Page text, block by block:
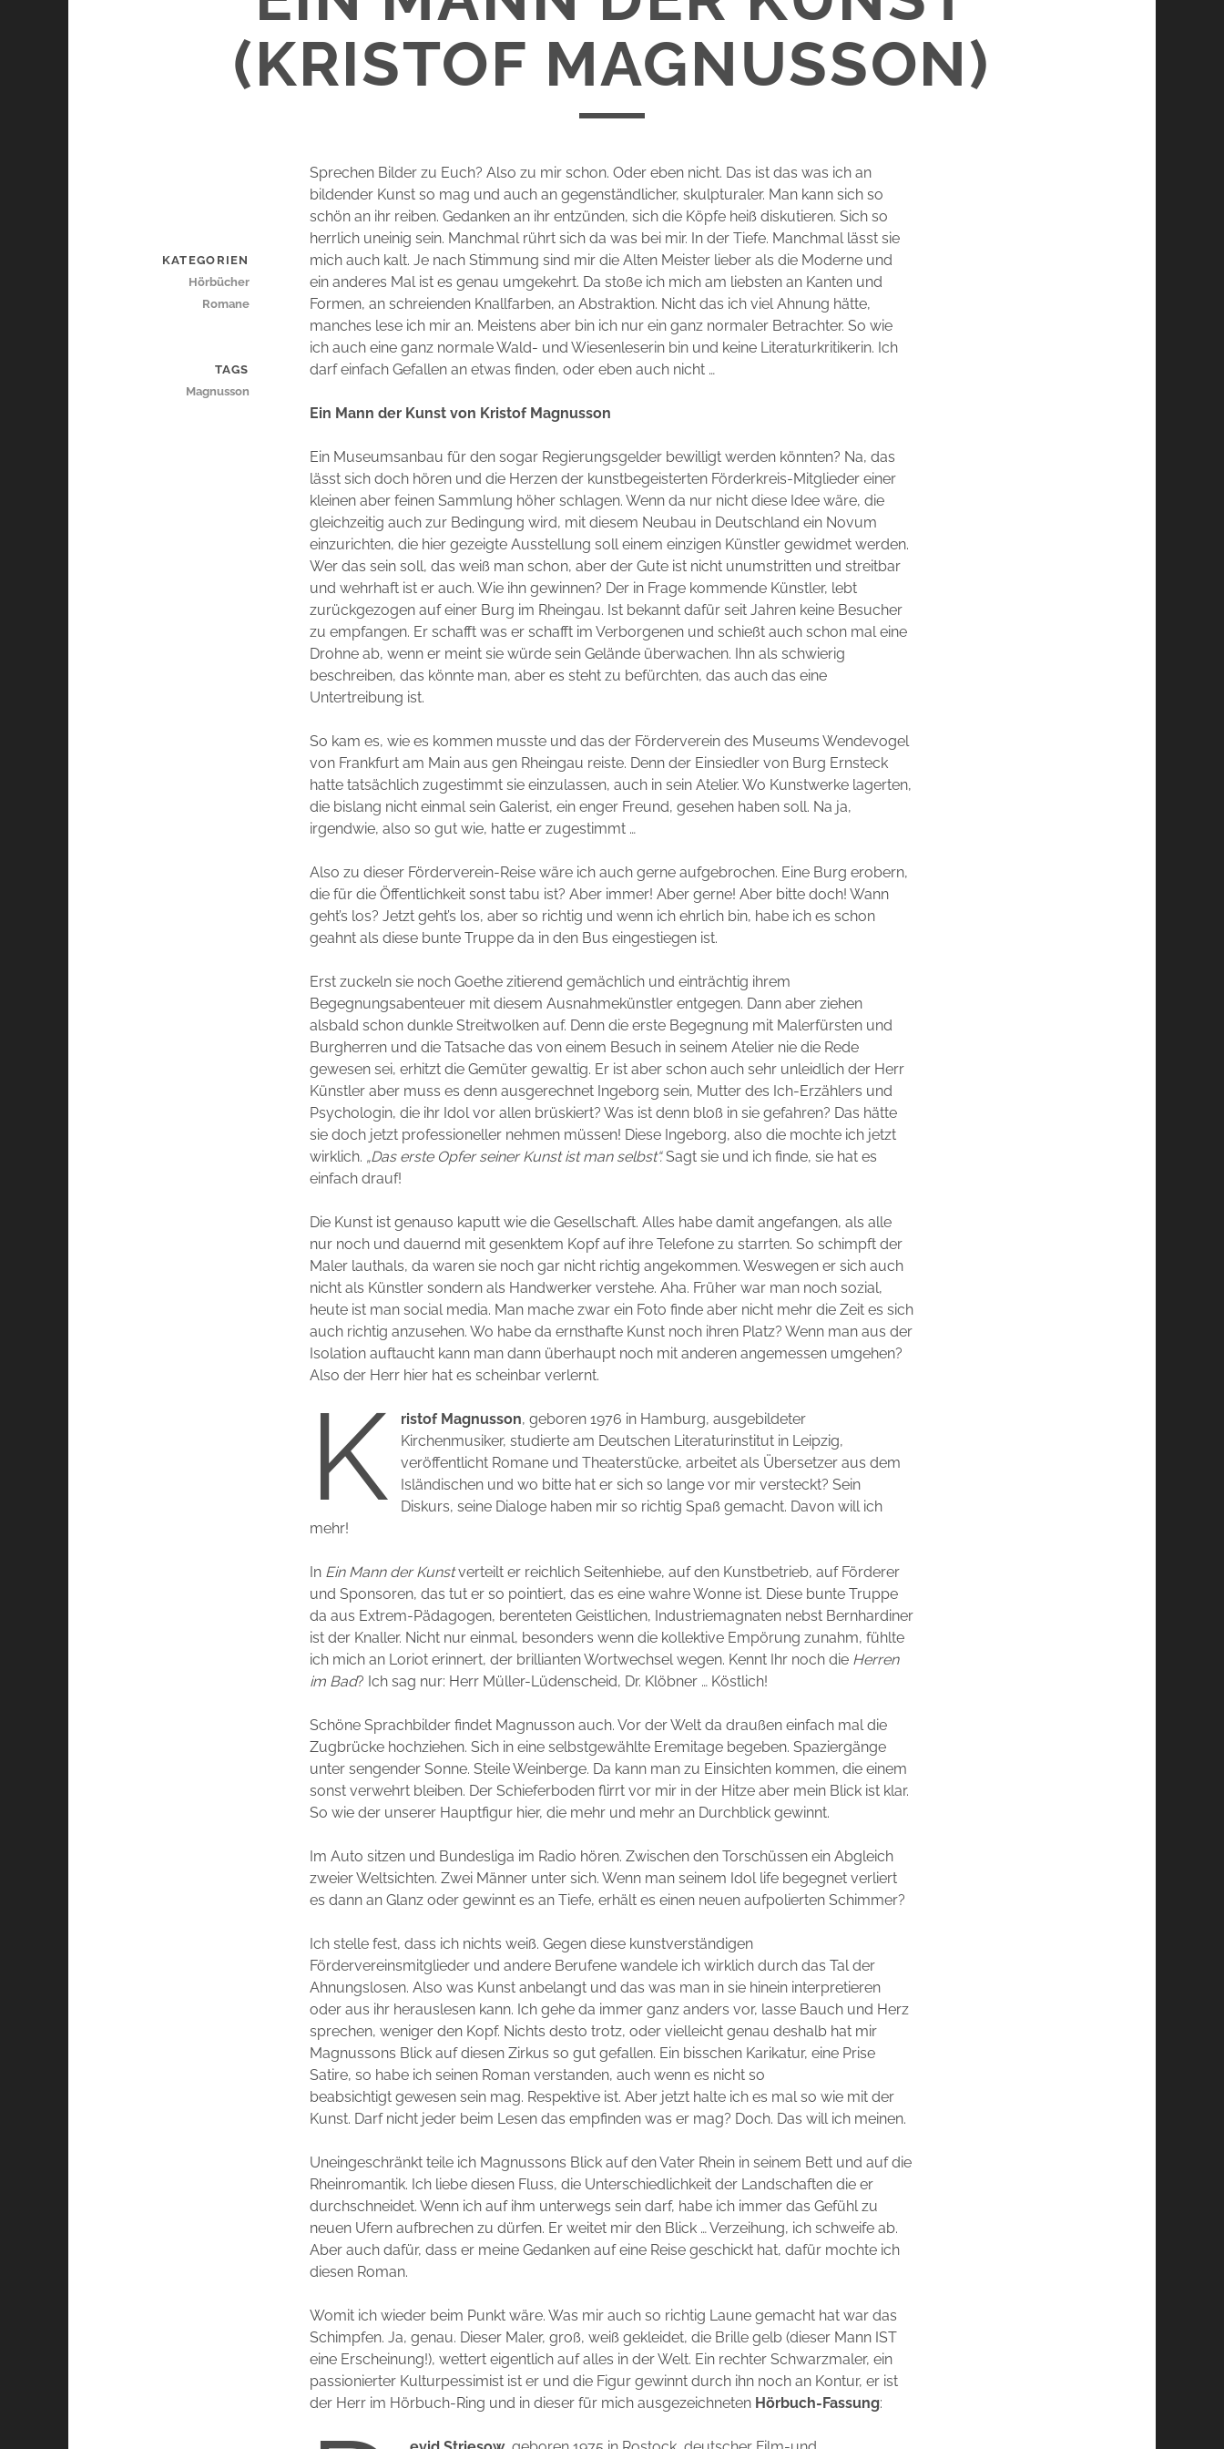
(KRISTOF MAGNUSSON)
Sprechen Bilder zu Euch? Also zu mir schon. Oder eben nicht. Das ist das was ich an
bildender Kunst so mag und auch an gegenständlicher, skulpturaler. Man kann sich so
schön an ihr reiben. Gedanken an ihr entzünden, sich die Köpfe heiß diskutieren. Sich so
herrlich uneinig sein. Manchmal rührt sich da was bei mir. In der Tiefe. Manchmal lässt sie
mich auch kalt. Je nach Stimmung sind mir die Alten Meister lieber als die Moderne und
ein anderes Mal ist es genau umgekehrt. Da stoße ich mich am liebsten an Kanten und
Formen, an schreienden Knallfarben, an Abstraktion. Nicht das ich viel Ahnung hätte,
manches lese ich mir an. Meistens aber bin ich nur ein ganz normaler Betrachter. So wie
ich auch eine ganz normale Wald- und Wiesenleserin bin und keine Literaturkritikerin. Ich
darf einfach Gefallen an etwas finden, oder eben auch nicht …
Ein Mann der Kunst von Kristof Magnusson
Ein Museumsanbau für den sogar Regierungsgelder bewilligt werden könnten? Na, das
lässt sich doch hören und die Herzen der kunstbegeisterten Förderkreis-Mitglieder einer
kleinen aber feinen Sammlung höher schlagen. Wenn da nur nicht diese Idee wäre, die
gleichzeitig auch zur Bedingung wird, mit diesem Neubau in Deutschland ein Novum
einzurichten, die hier gezeigte Ausstellung soll einem einzigen Künstler gewidmet werden.
Wer das sein soll, das weiß man schon, aber der Gute ist nicht unumstritten und streitbar
und wehrhaft ist er auch. Wie ihn gewinnen? Der in Frage kommende Künstler, lebt
zurückgezogen auf einer Burg im Rheingau. Ist bekannt dafür seit Jahren keine Besucher
zu empfangen. Er schafft was er schafft im Verborgenen und schießt auch schon mal eine
Drohne ab, wenn er meint sie würde sein Gelände überwachen. Ihn als schwierig
beschreiben, das könnte man, aber es steht zu befürchten, das auch das eine
Untertreibung ist.
So kam es, wie es kommen musste und das der Förderverein des Museums Wendevogel
von Frankfurt am Main aus gen Rheingau reiste. Denn der Einsiedler von Burg Ernsteck
hatte tatsächlich zugestimmt sie einzulassen, auch in sein Atelier. Wo Kunstwerke lagerten,
die bislang nicht einmal sein Galerist, ein enger Freund, gesehen haben soll. Na ja,
irgendwie, also so gut wie, hatte er zugestimmt …
Also zu dieser Förderverein-Reise wäre ich auch gerne aufgebrochen. Eine Burg erobern,
die für die Öffentlichkeit sonst tabu ist? Aber immer! Aber gerne! Aber bitte doch! Wann
geht’s los? Jetzt geht’s los, aber so richtig und wenn ich ehrlich bin, habe ich es schon
geahnt als diese bunte Truppe da in den Bus eingestiegen ist.
Erst zuckeln sie noch Goethe zitierend gemächlich und einträchtig ihrem
Begegnungsabenteuer mit diesem Ausnahmekünstler entgegen. Dann aber ziehen
alsbald schon dunkle Streitwolken auf. Denn die erste Begegnung mit Malerfürsten und
Burgherren und die Tatsache das von einem Besuch in seinem Atelier nie die Rede
gewesen sei, erhitzt die Gemüter gewaltig. Er ist aber schon auch sehr unleidlich der Herr
Künstler aber muss es denn ausgerechnet Ingeborg sein, Mutter des Ich-Erzählers und
Psychologin, die ihr Idol vor allen brüskiert? Was ist denn bloß in sie gefahren? Das hätte
sie doch jetzt professioneller nehmen müssen! Diese Ingeborg, also die mochte ich jetzt
wirklich. „Das erste Opfer seiner Kunst ist man selbst“.Sagt sie und ich finde, sie hat es
einfach drauf!
Die Kunst ist genauso kaputt wie die Gesellschaft. Alles habe damit angefangen, als alle
nur noch und dauernd mit gesenktem Kopf auf ihre Telefone zu starrten. So schimpft der
Maler lauthals, da waren sie noch gar nicht richtig angekommen. Weswegen er sich auch
nicht als Künstler sondern als Handwerker verstehe. Aha. Früher war man noch sozial,
heute ist man social media. Man mache zwar ein Foto finde aber nicht mehr die Zeit es sich
auch richtig anzusehen. Wo habe da ernsthafte Kunst noch ihren Platz? Wenn man aus der
Isolation auftaucht kann man dann überhaupt noch mit anderen angemessen umgehen?
Also der Herr hier hat es scheinbar verlernt.
K ristof Magnusson, geboren 1976 in Hamburg, ausgebildeter
Kirchenmusiker, studierte am Deutschen Literaturinstitut in Leipzig,
veröffentlicht Romane und Theaterstücke, arbeitet als Übersetzer aus dem
Isländischen und wo bitte hat er sich so lange vor mir versteckt? Sein
Diskurs, seine Dialoge haben mir so richtig Spaß gemacht. Davon will ich
mehr!
In Ein Mann der Kunstverteilt er reichlich Seitenhiebe, auf den Kunstbetrieb, auf Förderer
und Sponsoren, das tut er so pointiert, das es eine wahre Wonne ist. Diese bunte Truppe
da aus Extrem-Pädagogen, berenteten Geistlichen, Industriemagnaten nebst Bernhardiner
ist der Knaller. Nicht nur einmal, besonders wenn die kollektive Empörung zunahm, fühlte
ich mich an Loriot erinnert, der brillianten Wortwechsel wegen. Kennt Ihr noch die Herren
im Bad? Ich sag nur: Herr Müller-Lüdenscheid, Dr. Klöbner … Köstlich!
Schöne Sprachbilder findet Magnusson auch. Vor der Welt da draußen einfach mal die
Zugbrücke hochziehen. Sich in eine selbstgewählte Eremitage begeben. Spaziergänge
unter sengender Sonne. Steile Weinberge. Da kann man zu Einsichten kommen, die einem
sonst verwehrt bleiben. Der Schieferboden flirrt vor mir in der Hitze aber mein Blick ist klar.
So wie der unserer Hauptfigur hier, die mehr und mehr an Durchblick gewinnt.
Im Auto sitzen und Bundesliga im Radio hören. Zwischen den Torschüssen ein Abgleich
zweier Weltsichten. Zwei Männer unter sich. Wenn man seinem Idol life begegnet verliert
es dann an Glanz oder gewinnt es an Tiefe, erhält es einen neuen aufpolierten Schimmer?
Ich stelle fest, dass ich nichts weiß. Gegen diese kunstverständigen
Fördervereinsmitglieder und andere Berufene wandele ich wirklich durch das Tal der
Ahnungslosen. Also was Kunst anbelangt und das was man in sie hinein interpretieren
oder aus ihr herauslesen kann. Ich gehe da immer ganz anders vor, lasse Bauch und Herz
sprechen, weniger den Kopf. Nichts desto trotz, oder vielleicht genau deshalb hat mir
Magnussons Blick auf diesen Zirkus so gut gefallen. Ein bisschen Karikatur, eine Prise
Satire, so habe ich seinen Roman verstanden, auch wenn es nicht so
beabsichtigt gewesen sein mag. Respektive ist. Aber jetzt halte ich es mal so wie mit der
Kunst. Darf nicht jeder beim Lesen das empfinden was er mag? Doch. Das will ich meinen.
Uneingeschränkt teile ich Magnussons Blick auf den Vater Rhein in seinem Bett und auf die
Rheinromantik. Ich liebe diesen Fluss, die Unterschiedlichkeit der Landschaften die er
durchschneidet. Wenn ich auf ihm unterwegs sein darf, habe ich immer das Gefühl zu
neuen Ufern aufbrechen zu dürfen. Er weitet mir den Blick … Verzeihung, ich schweife ab.
Aber auch dafür, dass er meine Gedanken auf eine Reise geschickt hat, dafür mochte ich
diesen Roman.
Womit ich wieder beim Punkt wäre. Was mir auch so richtig Laune gemacht hat war das
Schimpfen. Ja, genau. Dieser Maler, groß, weiß gekleidet, die Brille gelb (dieser Mann IST
eine Erscheinung!), wettert eigentlich auf alles in der Welt. Ein rechter Schwarzmaler, ein
passionierter Kulturpessimist ist er und die Figur gewinnt durch ihn noch an Kontur, er ist
der Herr im Hörbuch-Ring und in dieser für mich ausgezeichneten Hörbuch-Fassung:
KATEGORIEN
Hörbücher
Romane
TAGS
Magnusson